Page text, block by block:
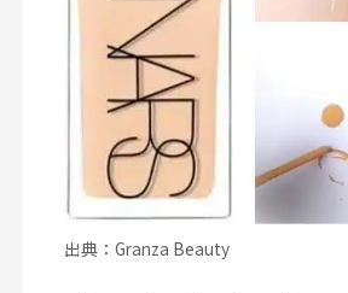
出典：Granza Beauty